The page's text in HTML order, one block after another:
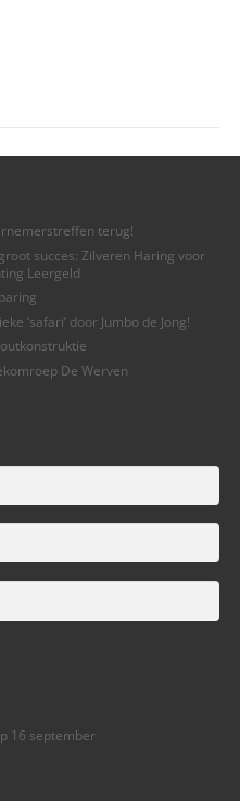
terug!
succes: Zilveren Haring voor
Leergeld
‘safari’ door Jumbo de Jong!
De Werven
16 september